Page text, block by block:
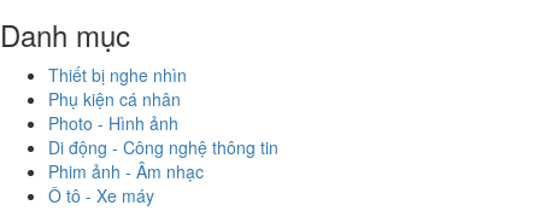
Danh mục
Thiết bị nghe nhìn
Phụ kiện cá nhân
Photo - Hình ảnh
Di động - Công nghệ thông tin
Phim ảnh - Âm nhạc
Ô tô - Xe máy